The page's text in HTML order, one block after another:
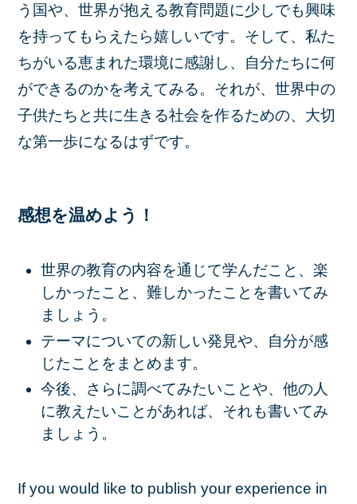
う国や、世界が抱える教育問題に少しでも興味
を持ってもらえたら嬉しいです。そして、私た
ちがいる恵まれた環境に感謝し、自分たちに何
ができるのかを考えてみる。それが、世界中の
子供たちと共に生きる社会を作るための、大切
な第一歩になるはずです。
感想を温めよう！
世界の教育の内容を通じて学んだこと、楽
しかったこと、難しかったことを書いてみ
ましょう。
テーマについての新しい発見や、自分が感
じたことをまとめます。
今後、さらに調べてみたいことや、他の人
に教えたいことがあれば、それも書いてみ
ましょう。
If you would like to publish your experience in